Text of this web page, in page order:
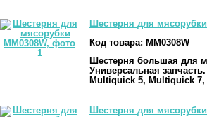
Шестерня для мясорубки
Код товара: MM0308W
Шестерня большая для
Универсальная
Multiquick 5, Multiquick 7,
Шестерня для